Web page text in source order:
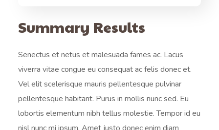
Summary Results
Senectus et netus et malesuada fames ac. Lacus
viverra vitae congue eu consequat ac felis donec et.
Vel elit scelerisque mauris pellentesque pulvinar
pellentesque habitant. Purus in mollis nunc sed. Eu
lobortis elementum nibh tellus molestie. Tempor id eu